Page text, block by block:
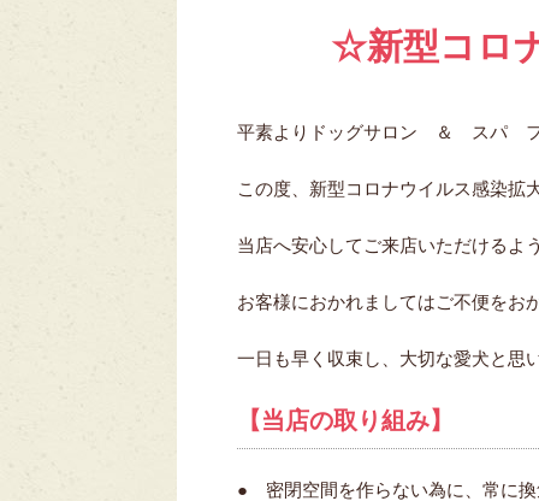
☆新型コロ
平素よりドッグサロン ＆ スパ フ
この度、新型コロナウイルス感染拡
当店へ安心してご来店いただけるよ
お客様におかれましてはご不便をお
一日も早く収束し、大切な愛犬と思
【当店の取り組み】
● 密閉空間を作らない為に、常に換